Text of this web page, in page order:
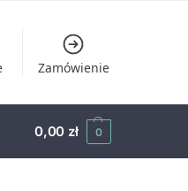
Zamówienie
0,00 zł 0